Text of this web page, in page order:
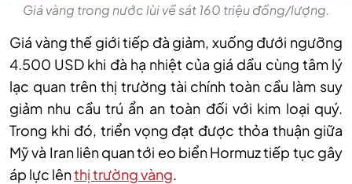
Giá vàng trong nước lùi về sát 160 triệu đồng/lượng.
Giá vàng thế giới tiếp đà giảm, xuống đưới ngưỡng
4.500 USD khi đà hạ nhiệt của giá dầu cùng tâm lý
lạc quan trên thị trường tài chính toàn cầu làm suy
giảm nhu cầu trú ẩn an toàn đối với kim loại quý.
Trong khi đó, triển vọng đạt được thỏa thuận giữa
Mỹ và Iran liên quan tới eo biển Hormuz tiếp tục gây
áp lực lênthị trường vàng.